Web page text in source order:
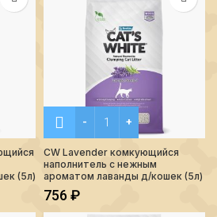
soap комкующийся
(5л)
Количество CW
CW Lavender комкующийся
наполнитель с нежным
ароматом лаванды д/кошек (5л)
756₽